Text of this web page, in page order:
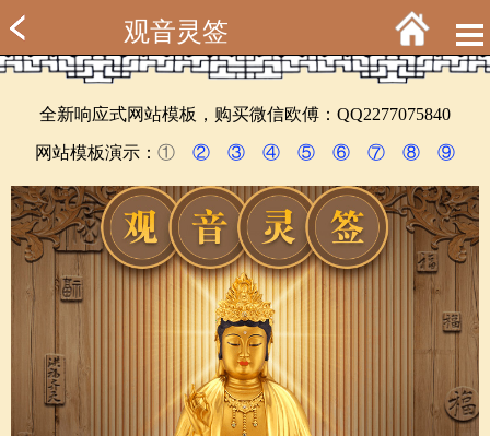
观音灵签
全新响应式网站模板，购买微信欧傅：QQ2277075840
网站模板演示： ① ② ③ ④ ⑤ ⑥ ⑦ ⑧ ⑨